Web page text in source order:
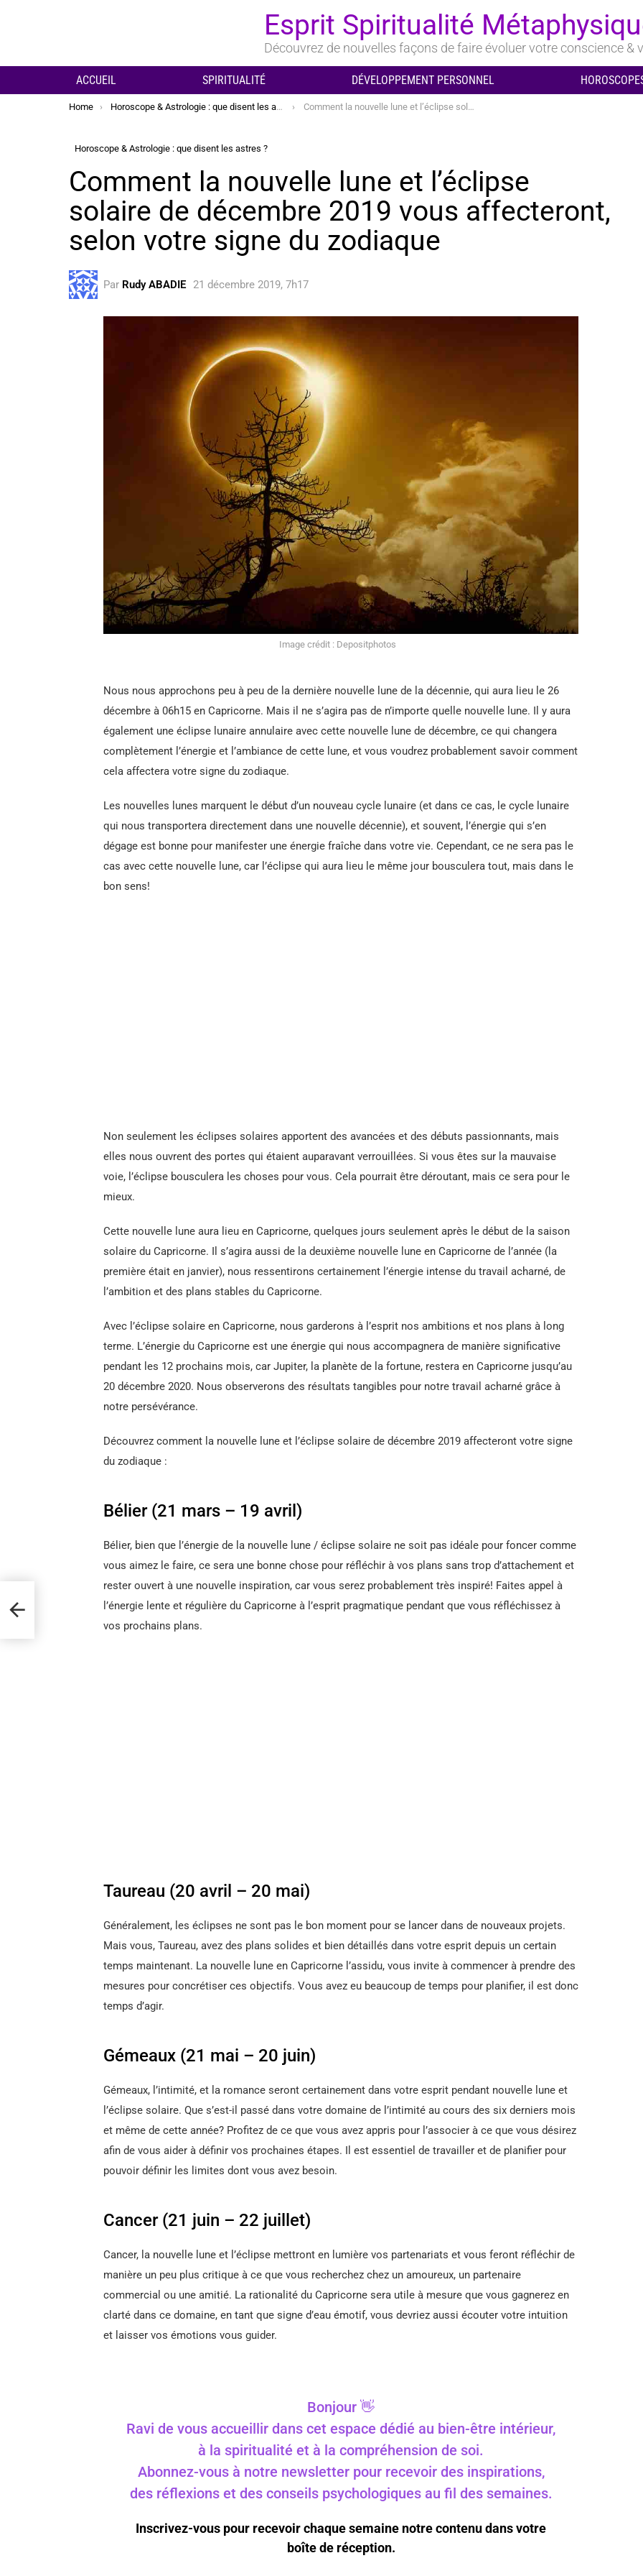
Esprit Spiritualité
Découvrez de nouvelles façons de faire évoluer votre conscience &
ACCUEIL SPIRITUALITÉ DÉVELOPPEMENT PERSONNEL
You are here:
Home Horoscope & Astrologie : que disent les astres ? Comment la nouvelle lune et l’éclipse solaire de décembre 2019 vous affecteront, selon votre signe du zodiaque
Horoscope & Astrologie : que disent les astres ?
Comment la nouvelle lune et l’éclipse
solaire de décembre 2019 vous affecteront,
selon votre signe du zodiaque
Par Rudy ABADIE 21 décembre 2019, 7h17
Image crédit : Depositphotos
Nous nous approchons peu à peu de la dernière nouvelle lune de la décennie, qui aura lieu le 26
décembre à 06h15 en Capricorne. Mais il ne s’agira pas de n’importe quelle nouvelle lune. Il y aura
également une éclipse lunaire annulaire avec cette nouvelle lune de décembre, ce qui changera
complètement l’énergie et l’ambiance de cette lune, et vous voudrez probablement savoir comment
cela affectera votre signe du zodiaque.
Les nouvelles lunes marquent le début d’un nouveau cycle lunaire (et dans ce cas, le cycle lunaire
qui nous transportera directement dans une nouvelle décennie), et souvent, l’énergie qui s’en
dégage est bonne pour manifester une énergie fraîche dans votre vie. Cependant, ce ne sera pas le
cas avec cette nouvelle lune, car l’éclipse qui aura lieu le même jour bousculera tout, mais dans le
bon sens!
Non seulement les éclipses solaires apportent des avancées et des débuts passionnants, mais
elles nous ouvrent des portes qui étaient auparavant verrouillées. Si vous êtes sur la mauvaise
voie, l’éclipse bousculera les choses pour vous. Cela pourrait être déroutant, mais ce sera pour le
mieux.
Cette nouvelle lune aura lieu en Capricorne, quelques jours seulement après le début de la saison
solaire du Capricorne. Il s’agira aussi de la deuxième nouvelle lune en Capricorne de l’année (la
première était en janvier), nous ressentirons certainement l’énergie intense du travail acharné, de
l’ambition et des plans stables du Capricorne.
Avec l’éclipse solaire en Capricorne, nous garderons à l’esprit nos ambitions et nos plans à long
terme. L’énergie du Capricorne est une énergie qui nous accompagnera de manière significative
pendant les 12 prochains mois, car Jupiter, la planète de la fortune, restera en Capricorne jusqu’au
20 décembre 2020. Nous observerons des résultats tangibles pour notre travail acharné grâce à
notre persévérance.
Découvrez comment la nouvelle lune et l’éclipse solaire de décembre 2019 affecteront votre signe
du zodiaque :
Bélier (21 mars – 19 avril)
Bélier, bien que l’énergie de la nouvelle lune / éclipse solaire ne soit pas idéale pour foncer comme
vous aimez le faire, ce sera une bonne chose pour réfléchir à vos plans sans trop d’attachement et
rester ouvert à une nouvelle inspiration, car vous serez probablement très inspiré! Faites appel à
l’énergie lente et régulière du Capricorne à l’esprit pragmatique pendant que vous réfléchissez à
vos prochains plans.
Taureau (20 avril – 20 mai)
Généralement, les éclipses ne sont pas le bon moment pour se lancer dans de nouveaux projets.
Mais vous, Taureau, avez des plans solides et bien détaillés dans votre esprit depuis un certain
temps maintenant. La nouvelle lune en Capricorne l’assidu, vous invite à commencer à prendre des
mesures pour concrétiser ces objectifs. Vous avez eu beaucoup de temps pour planifier, il est donc
temps d’agir.
Gémeaux (21 mai – 20 juin)
Gémeaux, l’intimité, et la romance seront certainement dans votre esprit pendant nouvelle lune et
l’éclipse solaire. Que s’est-il passé dans votre domaine de l’intimité au cours des six derniers mois
et même de cette année? Profitez de ce que vous avez appris pour l’associer à ce que vous désirez
afin de vous aider à définir vos prochaines étapes. Il est essentiel de travailler et de planifier pour
pouvoir définir les limites dont vous avez besoin.
Cancer (21 juin – 22 juillet)
Cancer, la nouvelle lune et l’éclipse mettront en lumière vos partenariats et vous feront réfléchir de
manière un peu plus critique à ce que vous recherchez chez un amoureux, un partenaire
commercial ou une amitié. La rationalité du Capricorne sera utile à mesure que vous gagnerez en
clarté dans ce domaine, en tant que signe d’eau émotif, vous devriez aussi écouter votre intuition
et laisser vos émotions vous guider.
Bonjour 👋
Ravi de vous accueillir dans cet espace dédié au bien-être intérieur,
à la spiritualité et à la compréhension de soi.
Abonnez-vous à notre newsletter pour recevoir des inspirations,
des réflexions et des conseils psychologiques au fil des semaines.
Inscrivez-vous pour recevoir chaque semaine notre contenu dans votre
boîte de réception.